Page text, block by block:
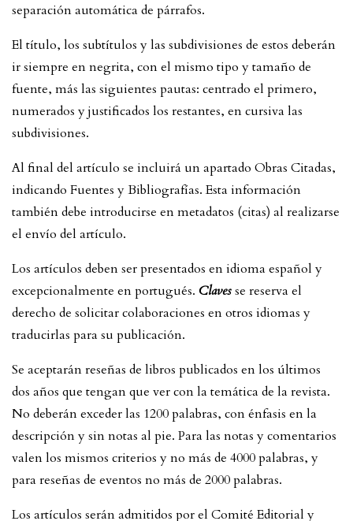
separación automática de párrafos.
El título, los subtítulos y las subdivisiones de estos deberán
ir siempre en negrita, con el mismo tipo y tamaño de
fuente, más las siguientes pautas: centrado el primero,
numerados y justificados los restantes, en cursiva las
subdivisiones.
Al final del artículo se incluirá un apartado Obras Citadas,
indicando Fuentes y Bibliografías. Esta información
también debe introducirse en metadatos (citas) al realizarse
el envío del artículo.
Los artículos deben ser presentados en idioma español y
excepcionalmente en portugués. Clavesse reserva el
derecho de solicitar colaboraciones en otros idiomas y
traducirlas para su publicación.
Se aceptarán reseñas de libros publicados en los últimos
dos años que tengan que ver con la temática de la revista.
No deberán exceder las 1200 palabras, con énfasis en la
descripción y sin notas al pie. Para las notas y comentarios
valen los mismos criterios y no más de 4000 palabras, y
para reseñas de eventos no más de 2000 palabras.
Los artículos serán admitidos por el Comité Editorial y